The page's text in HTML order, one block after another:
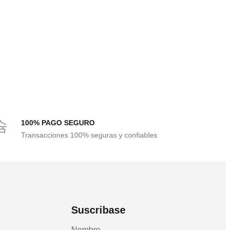
100% PAGO SEGURO
Transacciones 100% seguras y confiables
Suscribase